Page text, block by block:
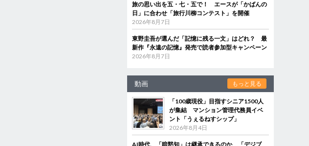
旅の思い出を五・七・五で！ エースが「かばんの
日」に合わせ「旅行川柳コンテスト」を開催
2026年8月7日
東野圭吾が選んだ「記憶に残る一文」はどれ？ 最
新作『永遠の記憶』発売で読者参加型キャンペーン
2026年8月7日
動画 もっと見る
「100歳現役」目指すシニア1500人
が集結 マンション管理代務員イベ
ント「うぇるねすシップ」
2026年8月4日
AI時代、「暗黙知」は継承できるのか 「デジブ